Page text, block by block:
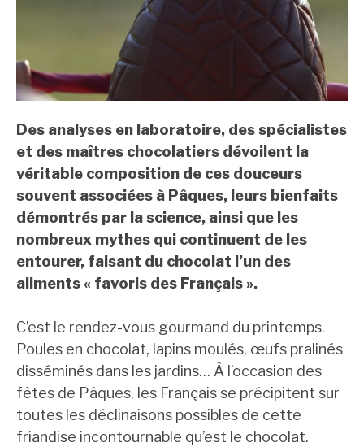
Des analyses en laboratoire, des spécialistes
et des maîtres chocolatiers dévoilent la
véritable composition de ces douceurs
souvent associées à Pâques, leurs bienfaits
démontrés par la science, ainsi que les
nombreux mythes qui continuent de les
entourer, faisant du chocolat l’un des
aliments « favoris des Français ».
C’est le rendez-vous gourmand du printemps.
Poules en chocolat, lapins moulés, œufs pralinés
disséminés dans les jardins… À l’occasion des
fêtes de Pâques, les Français se précipitent sur
toutes les déclinaisons possibles de cette
friandise incontournable qu’est le chocolat.